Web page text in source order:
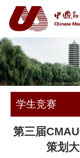
学生竞赛
第三届
策划